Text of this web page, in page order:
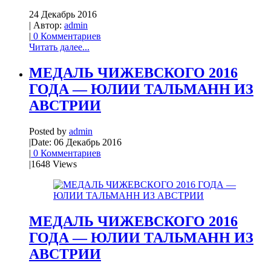
24 Декабрь 2016
| Автор: admin
| 0 Комментариев
Читать далее...
МЕДАЛЬ ЧИЖЕВСКОГО 2016
ГОДА — ЮЛИИ ТАЛЬМАНН ИЗ
АВСТРИИ
Posted by admin
|Date: 06 Декабрь 2016
| 0 Комментариев
|1648 Views
МЕДАЛЬ ЧИЖЕВСКОГО 2016
ГОДА — ЮЛИИ ТАЛЬМАНН ИЗ
АВСТРИИ